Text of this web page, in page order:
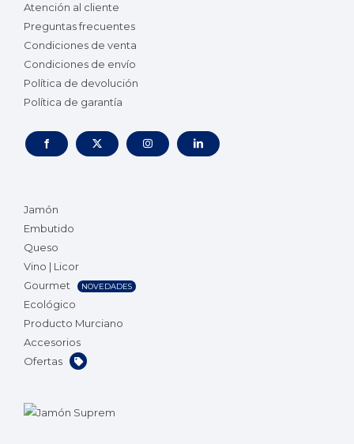
Atención al cliente
Preguntas frecuentes
Condiciones de venta
Condiciones de envío
Política de devolución
Política de garantía
Jamón
Embutido
Queso
Vino | Licor
Gourmet
NOVEDADES
Ecológico
Producto Murciano
Accesorios
Ofertas